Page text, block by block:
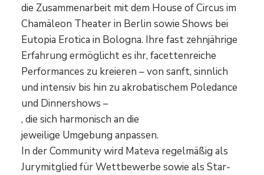
die Zusammenarbeit mit dem House of Circus im
Chamäleon Theater in Berlin sowie Shows bei
Eutopia Erotica in Bologna. Ihre fast zehnjährige
Erfahrung ermöglicht es ihr, facettenreiche
Performances zu kreieren – von sanft, sinnlich
und intensiv bis hin zu akrobatischem Poledance
und Dinnershows –
, die sich harmonisch an die
jeweilige Umgebung anpassen.
In der Community wird Mateva regelmäßig als
Jurymitglied für Wettbewerbe sowie als Star-